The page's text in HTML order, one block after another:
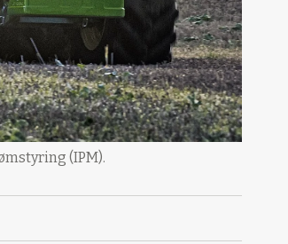
(IPM).